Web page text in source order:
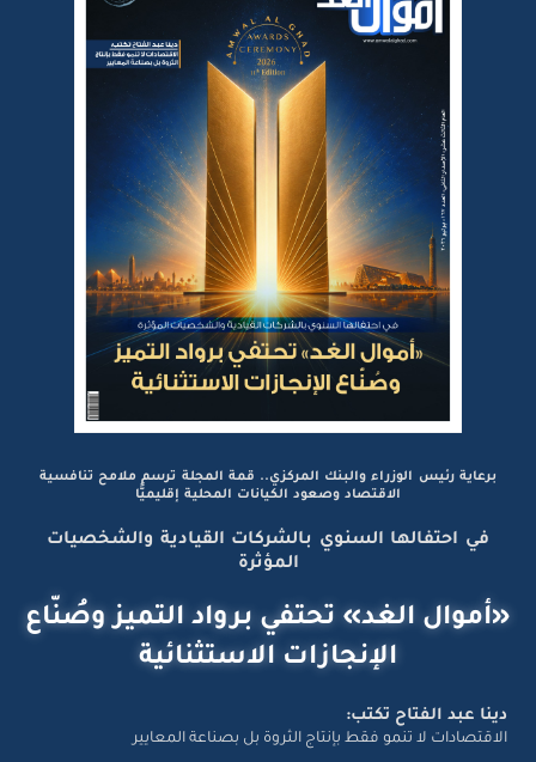
برعاية رئيس الوزراء والبنك المركزي.. قمة المجلة ترسم ملامح تنافسية
الاقتصاد وصعود الكيانات المحلية إقليميًّا
في احتفالها السنوي بالشركات القيادية والشخصيات
المؤثرة
«أموال الغد» تحتفي برواد التميز وصُنّاع
الإنجازات الاستثنائية
دينا عبد الفتاح تكتب:
الاقتصادات لا تنمو فقط بإنتاج الثروة بل بصناعة المعايير